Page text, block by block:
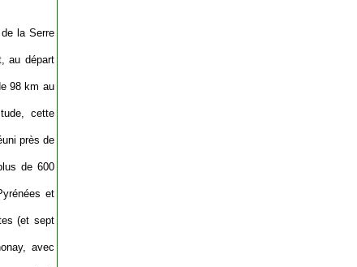
la Serre
au départ
98 km au
cette
près de
de 600
et
(et sept
avec